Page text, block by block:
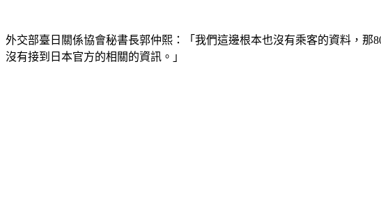
外交部臺日關係協會秘書長郭仲熙：「我們這邊根本也沒有乘客的資料，
沒有接到日本官方的相關的資訊。」